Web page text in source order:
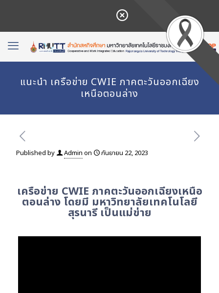
แนะนำ เครือข่าย CWIE ภาคตะวันออกเฉียง
เหนือตอนล่าง
Published by Admin on กันยายน 22, 2023
เครือข่าย CWIE ภาคตะวันออกเฉียงเหนือ
ตอนล่าง โดยมี มหาวิทยาลัยเทคโนโลยี
สุรนารี เป็นแม่ข่าย